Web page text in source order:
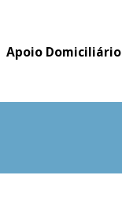
Apoio Domiciliário